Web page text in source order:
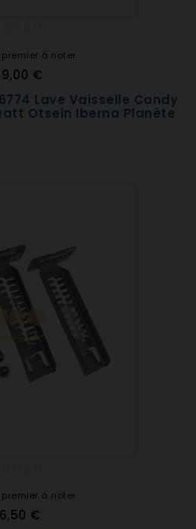
premier à noter
€
Lave Vaisselle Candy
Otsein Iberna Planète
premier à noter
€